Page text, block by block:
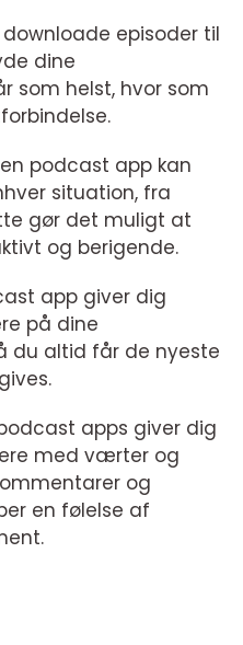
episoder til
dine
som helst, hvor som
podcast app kan
situation, fra
gør det muligt at
og berigende.
app giver dig
på dine
du altid får de nyeste
apps giver dig
med værter og
og
en følelse af